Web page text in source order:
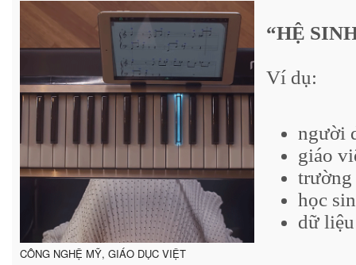
CÔNG NGHỆ MỸ, GIÁO DỤC VIỆT
“HỆ
Ví dụ:
người
giáo
trường
học
dữ